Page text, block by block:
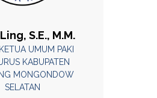
S.E., M.M.
UMUM PAKI
KABUPATEN
MONGONDOW
SELATAN